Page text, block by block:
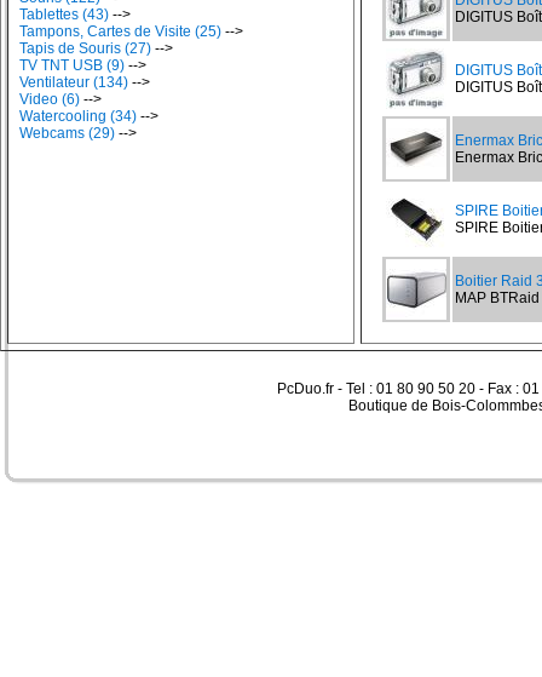
Tablettes (43) -->
Tampons, Cartes de Visite (25) -->
Tapis de Souris (27) -->
TV TNT USB (9) -->
Ventilateur (134) -->
Video (6) -->
Watercooling (34) -->
Webcams (29) -->
DIGITUS
DIGITUS
DIGITUS
Enermax
Enermax
SPIRE
SPIRE
Boitier Raid
MAP
PcDuo.fr - Tel : 01 80 90 50 20 - Fax :
Boutique de Bois-